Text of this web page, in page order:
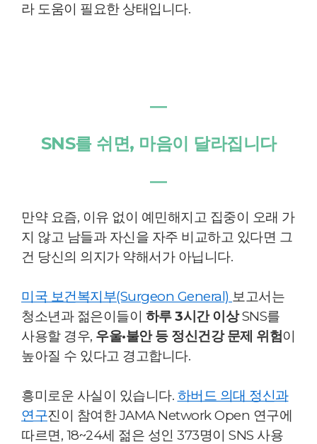
라 도움이 필요한 상태입니다.
―
SNS를 쉬면, 마음이 달라집니다
―
만약 요즘, 이유 없이 예민해지고 집중이 오래 가
지 않고 남들과 자신을 자주 비교하고 있다면 그
건 당신의 의지가 약해서가 아닙니다.
미국 보건복지부(Surgeon General) 보고서는
청소년과 젊은이들이 하루 3시간 이상SNS를
사용할 경우, 우울·불안 등 정신건강 문제 위험이
높아질 수 있다고 경고합니다.
흥미로운 사실이 있습니다. 하버드 의대 정신과
연구진이 참여한 JAMA Network Open 연구에
따르면, 18~24세 젊은 성인 373명이 SNS 사용